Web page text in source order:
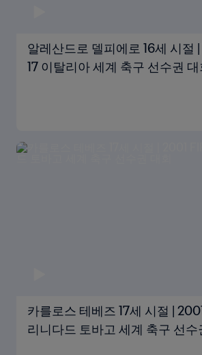
알레산드로 델피에로 16세 시절 |
17 이탈리아 세계 축구 선수권 대
카를로스 테베즈 17세 시절 |
리니다드 토바고 세계 축구 선수